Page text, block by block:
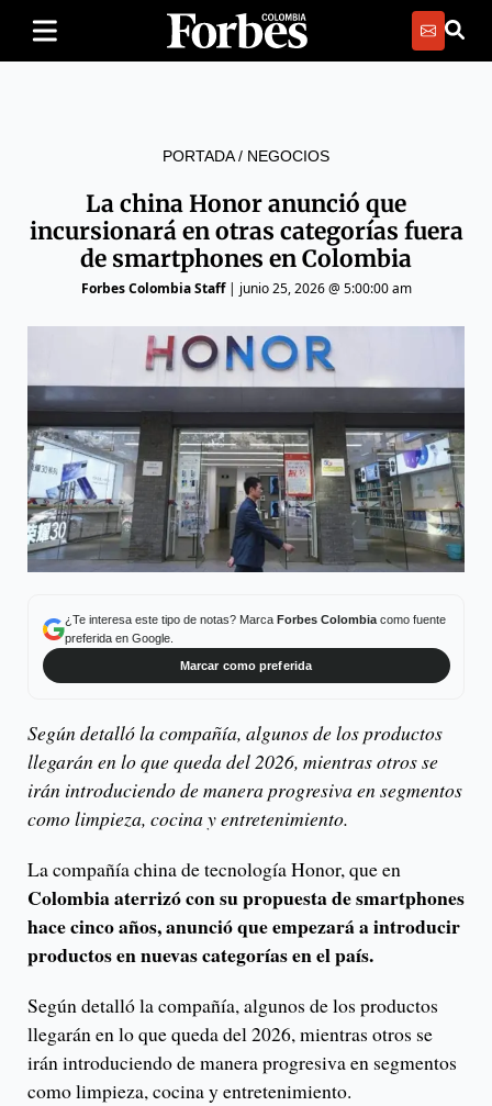
PORTADA/ NEGOCIOS
La china Honor anunció que
incursionará en otras categorías fuera
de smartphones en Colombia
Forbes Colombia Staff| junio 25, 2026 @ 5:00:00 am
¿Te interesa este tipo de notas? Marca Forbes Colombiacomo fuente
preferida en Google.
Marcar como preferida
Según detalló la compañía, algunos de los productos
llegarán en lo que queda del 2026, mientras otros se
irán introduciendo de manera progresiva en segmentos
como limpieza, cocina y entretenimiento.
La compañía china de tecnología Honor, que en
Colombia aterrizó con su propuesta de smartphones
hace cinco años, anunció que empezará a introducir
productos en nuevas categorías en el país.
Según detalló la compañía, algunos de los productos
llegarán en lo que queda del 2026, mientras otros se
irán introduciendo de manera progresiva en segmentos
como limpieza, cocina y entretenimiento.